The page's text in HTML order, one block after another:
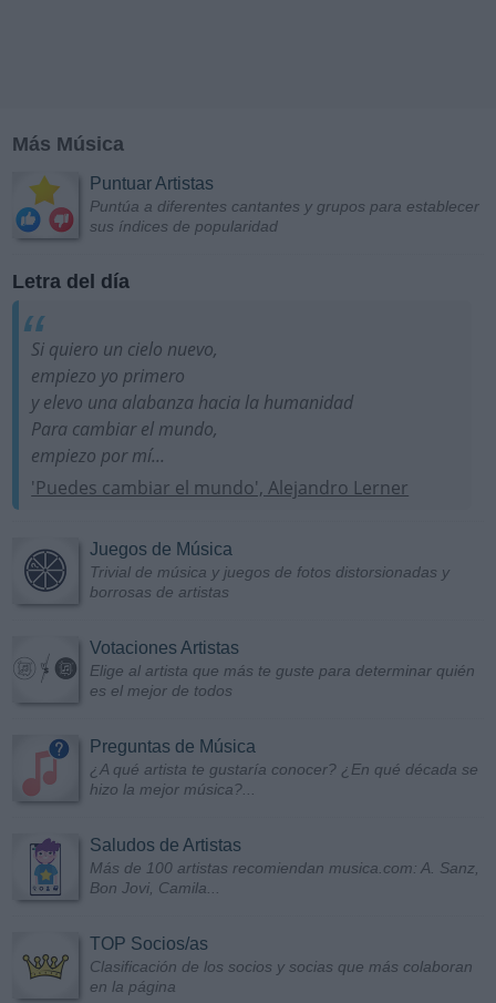
Más Música
Puntuar Artistas
Puntúa a diferentes cantantes y grupos para establecer
sus índices de popularidad
Letra del día
Si quiero un cielo nuevo,
empiezo yo primero
y elevo una alabanza hacia la humanidad
Para cambiar el mundo,
empiezo por mí...
'Puedes cambiar el mundo', Alejandro Lerner
Juegos de Música
Trivial de música y juegos de fotos distorsionadas y
borrosas de artistas
Votaciones Artistas
Elige al artista que más te guste para determinar quién
es el mejor de todos
Preguntas de Música
¿A qué artista te gustaría conocer? ¿En qué década se
hizo la mejor música?...
Saludos de Artistas
Más de 100 artistas recomiendan musica.com: A. Sanz,
Bon Jovi, Camila...
TOP Socios/as
Clasificación de los socios y socias que más colaboran
en la página